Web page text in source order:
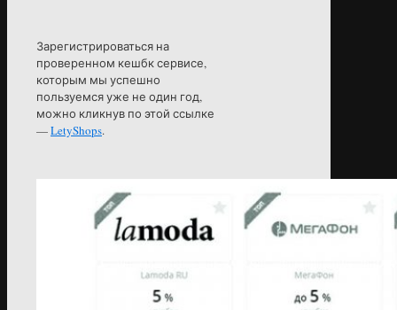
Зарегистрироваться на
проверенном кешбк сервисе,
которым мы успешно
пользуемся уже не один год,
можно кликнув по этой ссылке
—LetyShops.